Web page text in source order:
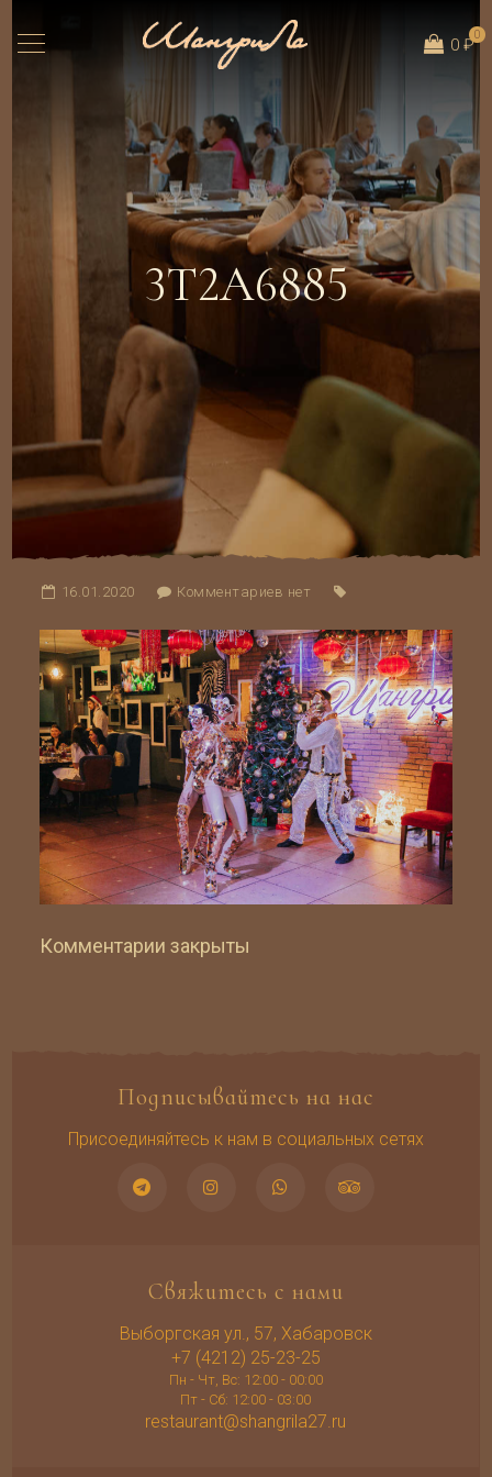
0
0 ₽
3T2A6885
16.01.2020 Комментариев нет
Комментарии закрыты
Подписывайтесь на нас
Присоединяйтесь к нам в социальных сетях
Свяжитесь с нами
Выборгская ул., 57, Хабаровск
+7 (4212) 25-23-25
Пн - Чт, Вс: 12:00 - 00:00
Пт - Сб: 12:00 - 03:00
restaurant@shangrila27.ru